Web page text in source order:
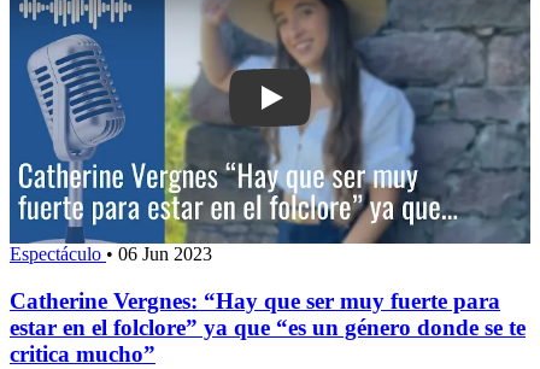
Play: Catherine Vergnes: “Hay que
Espectáculo • 06 Jun 2023
Catherine Vergnes: “Hay que ser muy fuerte para
estar en el folclore” ya que “es un género donde se te
critica mucho”